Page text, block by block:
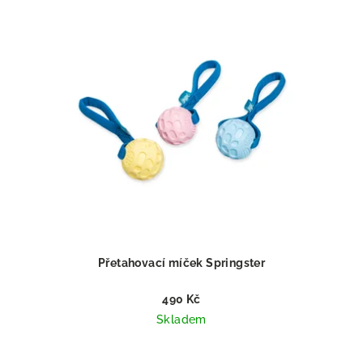
Přetahovací míček Springster
490 Kč
Skladem